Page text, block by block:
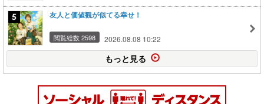
友人と価値観が似てる幸せ！
閲覧総数 2598 2026.08.08 10:22
もっと見る